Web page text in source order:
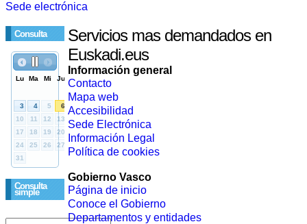
Sede electrónica
Consulta
Consulta
simple
Servicios mas demandados en
Euskadi.eus
Información general
Contacto
Mapa web
Accesibilidad
Sede Electrónica
Información Legal
Política de cookies
Gobierno Vasco
Página de inicio
Conoce el Gobierno
Departamentos y entidades